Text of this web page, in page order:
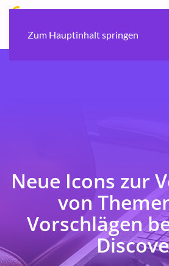
Zum Hauptinhalt springen
Neue Icons zur
von
Vorschlägen